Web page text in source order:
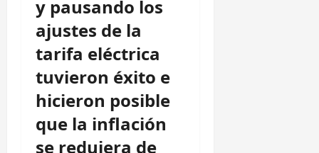
y pausando los
ajustes de la
tarifa eléctrica
tuvieron éxito e
hicieron posible
que la inflación
se redujera de